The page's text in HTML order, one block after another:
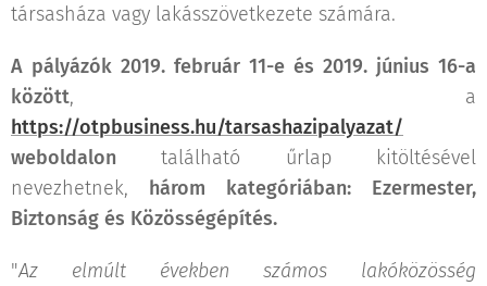
társasháza vagy lakásszövetkezete számára.
A pályázók 2019. február 11-e és 2019. június 16-a
között, a
https://otpbusiness.hu/tarsashazipalyazat/
weboldalon található űrlap kitöltésével
nevezhetnek, három kategóriában: Ezermester,
Biztonság és Közösségépítés.
"Az elmúlt években számos lakóközösség